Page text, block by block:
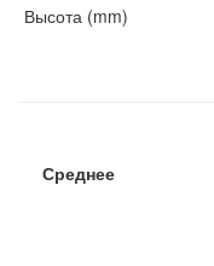
Высота (mm)
Среднее